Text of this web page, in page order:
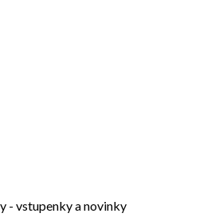
- vstupenky a novinky